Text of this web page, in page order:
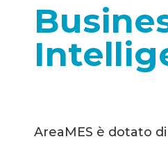
AreaMES è dotato